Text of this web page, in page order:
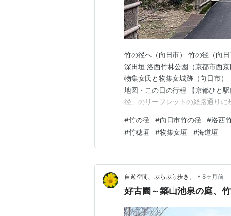
竹の径へ（向日市） 竹の径（向
深田垣 洛西竹林公園（京都市西
物集女氏と物集女城跡（向日市）
地図・この日の行程 【京都ひと
径」のリーフレットの経路通り
https://www.kyoto-arc.or.jp/
#竹の径 #向日市竹の径 #洛西
#竹穂垣 #物集女垣 #海道垣
自遊空間、ぶらぶら歩き。 • 8ヶ月前
好古園～築山池泉の庭、